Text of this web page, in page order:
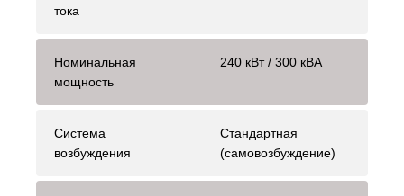
тока
Номинальная
мощность
240 кВт / 300 кВА
Система
возбуждения
Стандартная
(самовозбуждение)